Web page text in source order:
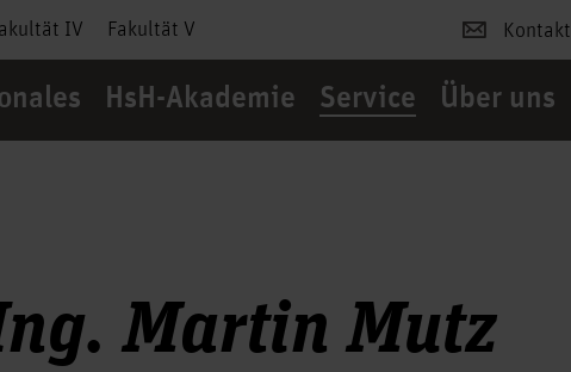
IV Fakultät V Kontakt
HsH-Akademie Service Über uns
Martin Mutz